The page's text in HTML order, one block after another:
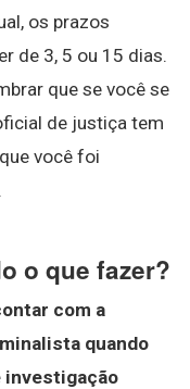
os prazos
de 3, 5 ou 15 dias.
que se você se
de justiça tem
você foi
o que fazer?
com a
quando
investigação